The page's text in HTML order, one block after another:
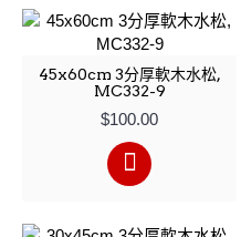
45x60cm 3分厚軟木水松,
MC332-9
$100.00